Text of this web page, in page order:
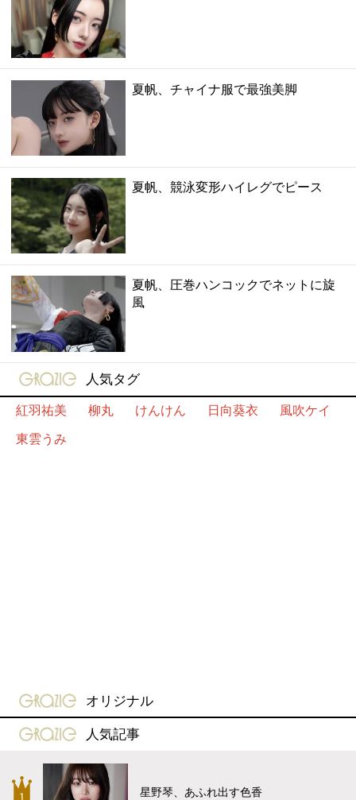
夏帆、チャイナ服で最強美脚
夏帆、競泳変形ハイレグでピース
夏帆、圧巻ハンコックでネットに旋
風
gravure-grazie
人気タグ
紅羽祐美
柳丸 けんけん 日向葵衣
風吹ケイ
東雲うみ
gravure-grazie
オリジナル
gravure-grazie
人気記事
星野琴、あふれ出す色香